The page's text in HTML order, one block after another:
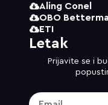
Aling Conel
OBO
ETI
Letak
Prijavite se i